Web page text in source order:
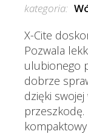
kategoria:
X-Cite
Pozwala
ulubionego
dobrze
dzięki
przeszkodę.